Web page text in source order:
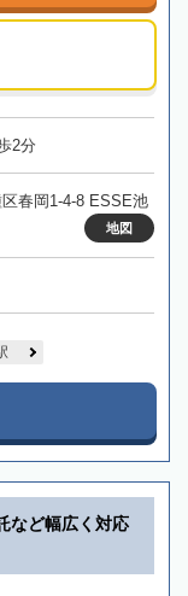
2分
春岡1-4-8 ESSE池
地図
など幅広く対応